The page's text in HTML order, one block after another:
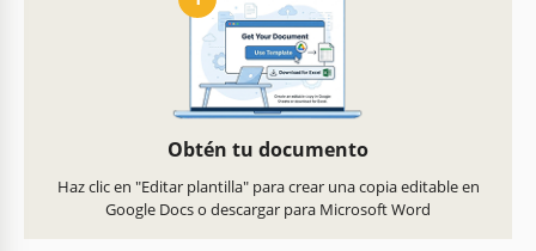
Obtén tu documento
Haz clic en "Editar plantilla" para crear una copia editable en
Google Docs o descargar para Microsoft Word